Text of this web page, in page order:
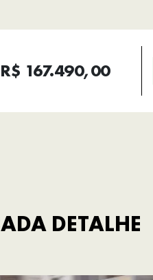
R$ 167.490,00
DETALHE